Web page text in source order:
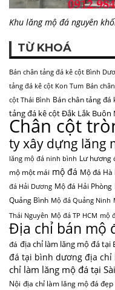
Khu lăng mộ đá nguyên
TỪ KHOÁ
Bán chân tảng đá kê cột Bình
tảng đá kê cột Kon Tum Bán
cột Thái Bình Bán chân tảng đá
tảng đá kê cột Đắk Lắk Buôn
Chân cột
ty xây dựng lăng
lăng mộ đá ninh bình Lư hương
mộ một mái mộ đá Mộ đá Hà
đá Hải Dương Mộ đá Hải Phòng
Quảng Bình Mộ đá Quảng Ninh
Thái Nguyên Mộ đá TP HCM mộ
Địa chỉ bán mộ
đá địa chỉ làm lăng mộ đá tại
đá tại bình dương địa chỉ
chỉ làm lăng mộ đá tại
Nội địa chỉ làm lăng mộ đá